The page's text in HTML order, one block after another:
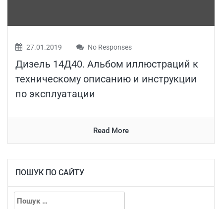
27.01.2019 No Responses
Дизель 14Д40. Альбом иллюстраций к
техническому описанию и инструкции
по эксплуатации
Read More
ПОШУК ПО САЙТУ